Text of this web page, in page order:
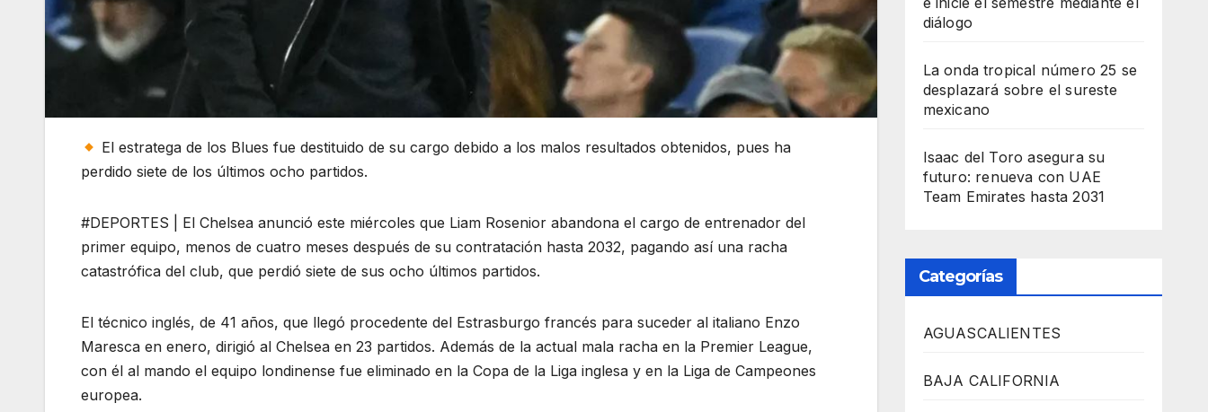
El estratega de los Blues fue destituido de su cargo debido a los malos resultados obtenidos, pues ha
perdido siete de los últimos ocho partidos.
#DEPORTES | El Chelsea anunció este miércoles que Liam Rosenior abandona el cargo de entrenador del
primer equipo, menos de cuatro meses después de su contratación hasta 2032, pagando así una racha
catastrófica del club, que perdió siete de sus ocho últimos partidos.
El técnico inglés, de 41 años, que llegó procedente del Estrasburgo francés para suceder al italiano Enzo
Maresca en enero, dirigió al Chelsea en 23 partidos. Además de la actual mala racha en la Premier League,
con él al mando el equipo londinense fue eliminado en la Copa de la Liga inglesa y en la Liga de Campeones
europea.
diálogo
La onda tropical número 25 se
desplazará sobre el sureste
mexicano
Isaac del Toro asegura su
futuro: renueva con UAE
Team Emirates hasta 2031
Categorías
AGUASCALIENTES
BAJA CALIFORNIA